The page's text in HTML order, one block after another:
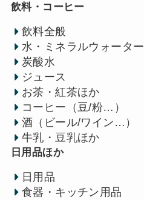
飲料・コーヒー
飲料全般
水・ミネラルウォーター
炭酸水
ジュース
お茶・紅茶ほか
コーヒー（豆/粉…）
酒（ビール/ワイン…）
牛乳・豆乳ほか
日用品ほか
日用品
食器・キッチン用品